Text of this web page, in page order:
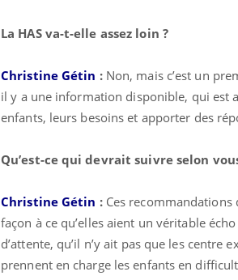
La HAS va-t-elle assez loin ?
Christine Gétin : Non, mais c’est un
il y a une information disponible, qui est
enfants, leurs besoins et apporter des
Qu’est-ce qui devrait suivre selon
Christine Gétin : Ces
façon à ce qu’elles aient un véritable
d’attente, qu’il n’y ait pas que les
prennent en charge les enfants en